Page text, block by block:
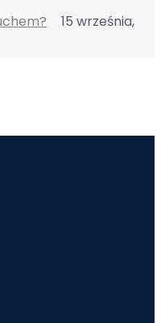
15 września,